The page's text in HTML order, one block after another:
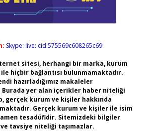
Skype: live:.cid.575569c608265c69
sitesi, herhangi bir marka, kurum
hiçbir bağlantısı bulunmamaktadır.
hazırladığımız makaleler
Burada yer alan içerikler haber niteliği
gerçek kurum ve kişiler hakkında
Gerçek kurum ve kişiler ile isim
tesadüfidir. Sitemizdeki bilgiler
tavsiye niteliği taşımazlar.